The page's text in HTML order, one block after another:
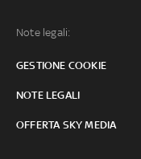
Note legali:
GESTIONE COOKIE
NOTE LEGALI
OFFERTA SKY MEDIA